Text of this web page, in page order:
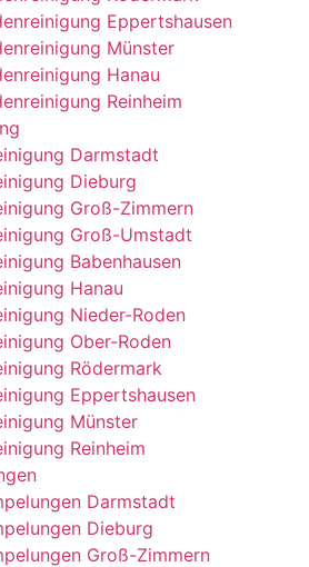
Eppertshausen
Münster
Hanau
Reinheim
Darmstadt
Dieburg
Groß-Zimmern
Groß-Umstadt
Babenhausen
Hanau
Nieder-Roden
Ober-Roden
Rödermark
Eppertshausen
Münster
Reinheim
Darmstadt
Dieburg
Groß-Zimmern